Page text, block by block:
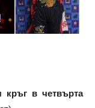
кръг в четвърта